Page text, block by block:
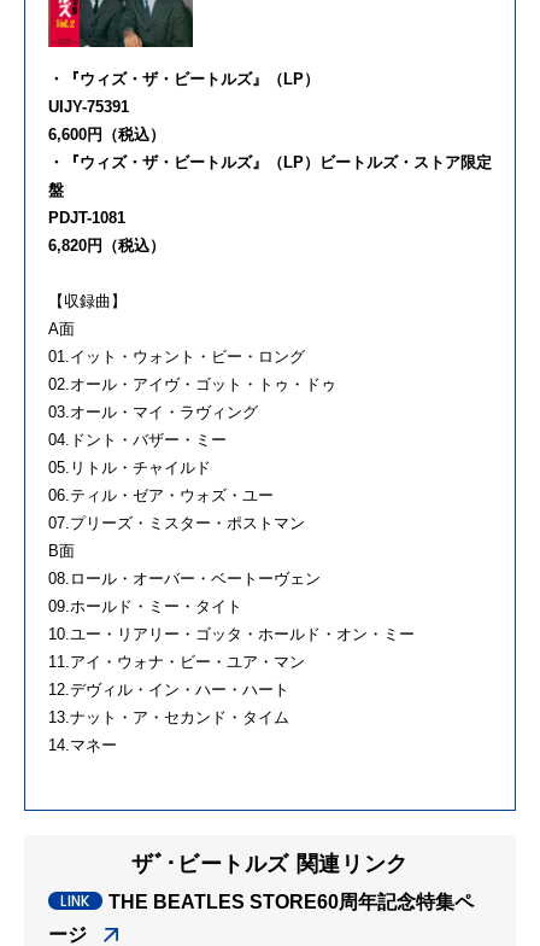
・『ウィズ・ザ・ビートルズ』（LP）
UIJY-75391
6,600円（税込）
・『ウィズ・ザ・ビートルズ』（LP）ビートルズ・ストア限定
盤
PDJT-1081
6,820円（税込）
【収録曲】
A面
01.イット・ウォント・ビー・ロング
02.オール・アイヴ・ゴット・トゥ・ドゥ
03.オール・マイ・ラヴィング
04.ドント・バザー・ミー
05.リトル・チャイルド
06.ティル・ゼア・ウォズ・ユー
07.プリーズ・ミスター・ポストマン
B面
08.ロール・オーバー・ベートーヴェン
09.ホールド・ミー・タイト
10.ユー・リアリー・ゴッタ・ホールド・オン・ミー
11.アイ・ウォナ・ビー・ユア・マン
12.デヴィル・イン・ハー・ハート
13.ナット・ア・セカンド・タイム
14.マネー
ザﾞ･ビートルズ 関連リンク
THE BEATLES STORE60周年記念特集ペ
ージ